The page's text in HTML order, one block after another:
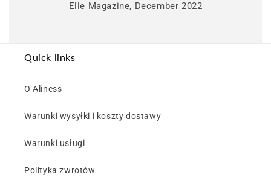
Elle Magazine, December 2022
Quick links
O Aliness
Warunki wysyłki i koszty dostawy
Warunki usługi
Polityka zwrotów